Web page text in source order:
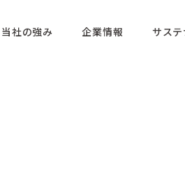
当社の強み 企業情報 サステ